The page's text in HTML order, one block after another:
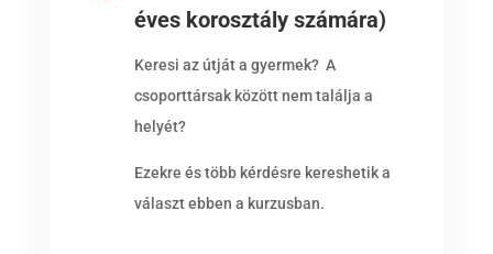
éves korosztály számára)
Keresi az útját a gyermek? A
csoporttársak között nem találja a
helyét?
Ezekre és több kérdésre kereshetik a
választ ebben a kurzusban.